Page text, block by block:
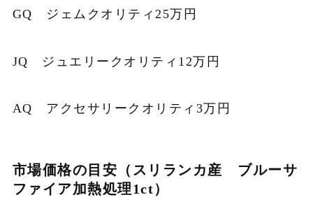
GQ ジェムクオリティ25万円
JQ ジュエリークオリティ12万円
AQ アクセサリークオリティ3万円
市場価格の目安（スリランカ産 ブルーサ
ファイア加熱処理1ct）